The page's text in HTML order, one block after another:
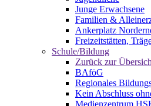
Junge Erwachsene
Familien &
Ankerplatz
Freizeitstätten,
Schule/Bildung
Zurück zur
BAföG
Regionales
Kein Abschluss
Medienzentrum